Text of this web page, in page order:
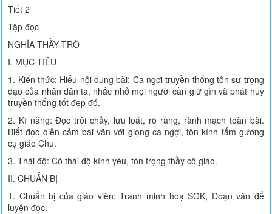
Tiết 2
Tập đọc
NGHĨA THẦY TRÒ
I. MỤC TIÊU
1. Kiến thức: Hiểu nội dung bài: Ca ngợi truyền thống tôn sư trọng
đạo của nhân dân ta, nhắc nhở mọi người cần giữ gìn và phát huy
truyền thống tốt đẹp đó.
2. Kĩ năng: Đọc trôi chảy, lưu loát, rõ ràng, rành mạch toàn bài.
Biết đọc diễn cảm bài văn với giọng ca ngợi, tôn kính tấm gương
cụ giáo Chu.
3. Thái độ: Có thái độ kính yêu, tôn trọng thầy cô giáo.
II. CHUẨN BỊ
1. Chuẩn bị của giáo viên: Tranh minh hoạ SGK; Đoạn văn để
luyện đọc.